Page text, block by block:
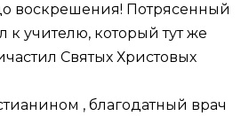
воскрешения! Потрясенный
учителю, который тут же
Святых Христовых
, благодатный врач